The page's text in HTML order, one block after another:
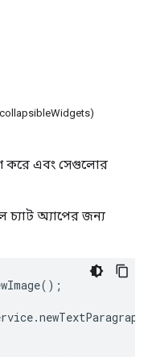
করে এবং সেগুলোর
অ্যাপের জন্য
();
.newTextParagraph